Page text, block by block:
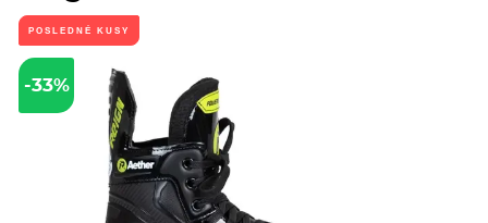
POSLEDNÉ KUSY
-33%